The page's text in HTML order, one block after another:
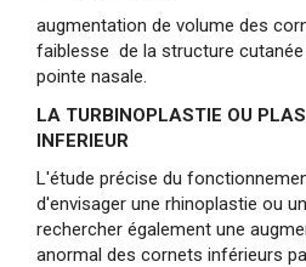
augmentation de volume des
faiblesse de la structure
pointe nasale.
LA TURBINOPLASTIE OU
INFERIEUR
L'étude précise du
d'envisager une rhinoplastie ou
rechercher également une
anormal des cornets inférieurs